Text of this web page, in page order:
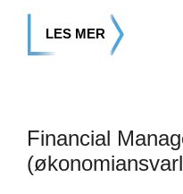
LES MER
Financial